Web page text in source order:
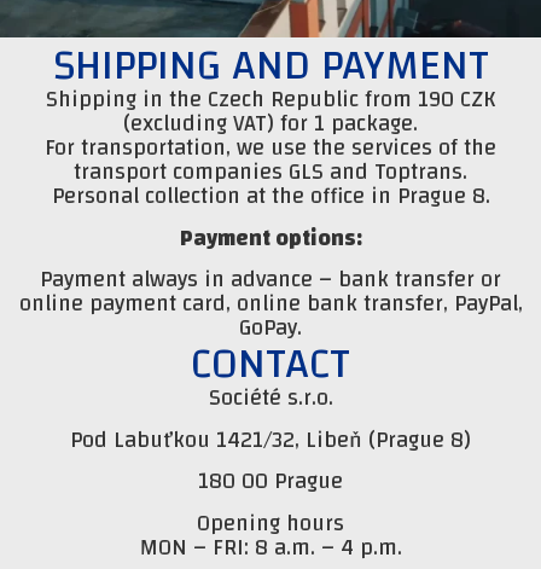
SHIPPING AND PAYMENT
Shipping in the Czech Republic from 190 CZK
(excluding VAT) for 1 package.
For transportation, we use the services of the
transport companies GLS and Toptrans.
Personal collection at the office in Prague 8.
Payment options:
Payment always in advance – bank transfer or
online payment card, online bank transfer, PayPal,
GoPay.
CONTACT
Société s.r.o.
Pod Labuťkou 1421/32, Libeň (Prague 8)
180 00 Prague
Opening hours
MON – FRI: 8 a.m. – 4 p.m.